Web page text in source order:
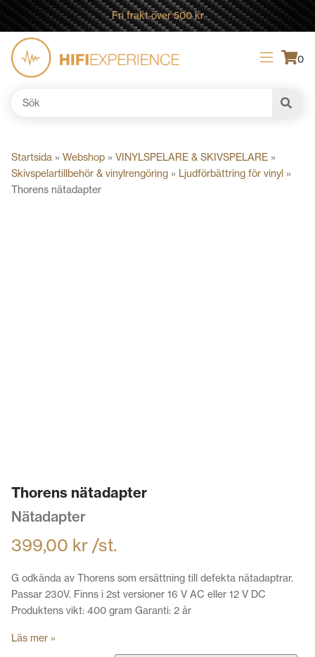
Fri frakt över 500 kr
0
Sök
Startsida » Webshop » VINYLSPELARE & SKIVSPELARE »
Skivspelartillbehör & vinylrengöring » Ljudförbättring för vinyl »
Thorens nätadapter
Thorens nätadapter
Nätadapter
399,00 kr /st.
G odkända av Thorens som ersättning till defekta nätadaptrar.
Passar 230V. Finns i 2st versioner 16 V AC eller 12 V DC
Produktens vikt: 400 gram Garanti: 2 år
Läs mer »